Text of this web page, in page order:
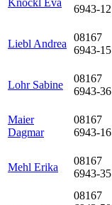
Knöckl Eva
6943-12
Liebl Andrea
08167
6943-15
Lohr Sabine
08167
6943-36
Maier
Dagmar
08167
6943-16
Mehl Erika
08167
6943-35
08167